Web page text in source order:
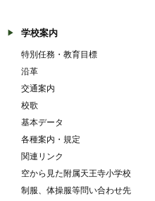
学校案内
特別任務・教育目標
沿革
交通案内
校歌
基本データ
各種案内・規定
関連リンク
空から見た附属天王寺小学校
制服、体操服等問い合わせ先